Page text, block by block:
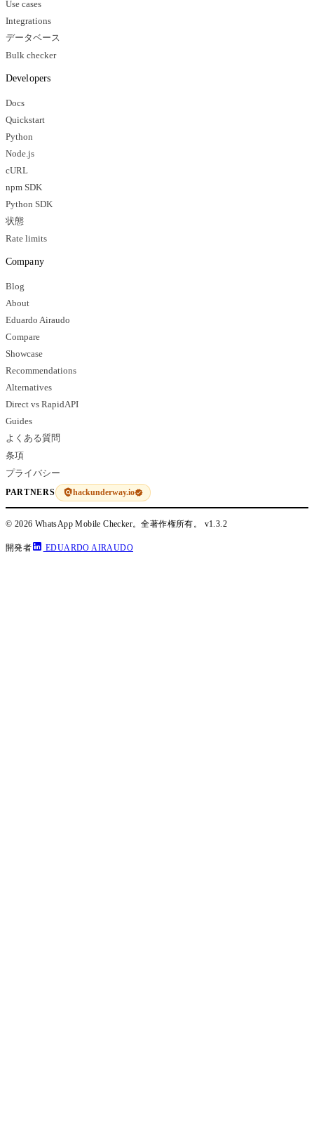
Use cases
Integrations
データベース
Bulk checker
Developers
Docs
Quickstart
Python
Node.js
cURL
npm SDK
Python SDK
状態
Rate limits
Company
Blog
About
Eduardo Airaudo
Compare
Showcase
Recommendations
Alternatives
Direct vs RapidAPI
Guides
よくある質問
条項
プライバシー
PARTNERS hackunderway.io
© 2026 WhatsApp Mobile Checker。全著作権所有。 v1.3.2
開発者 EDUARDO AIRAUDO